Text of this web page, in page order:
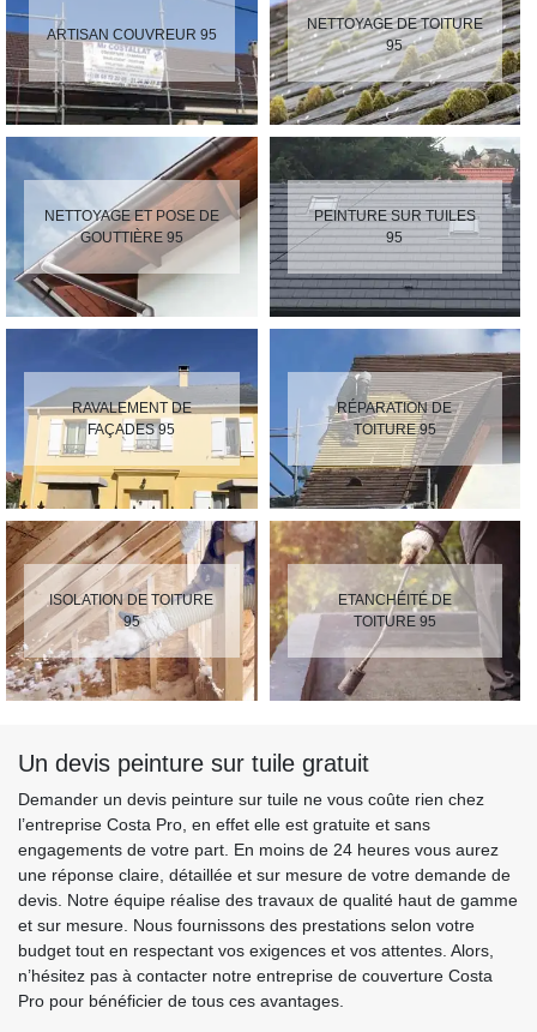
ARTISAN COUVREUR 95
NETTOYAGE DE TOITURE
95
NETTOYAGE ET POSE DE
GOUTTIÈRE 95
PEINTURE SUR TUILES
95
RAVALEMENT DE
FAÇADES 95
RÉPARATION DE
TOITURE 95
ISOLATION DE TOITURE
95
ETANCHÉITÉ DE
TOITURE 95
Un devis peinture sur tuile gratuit
Demander un devis peinture sur tuile ne vous coûte rien chez
l’entreprise Costa Pro, en effet elle est gratuite et sans
engagements de votre part. En moins de 24 heures vous aurez
une réponse claire, détaillée et sur mesure de votre demande de
devis. Notre équipe réalise des travaux de qualité haut de gamme
et sur mesure. Nous fournissons des prestations selon votre
budget tout en respectant vos exigences et vos attentes. Alors,
n’hésitez pas à contacter notre entreprise de couverture Costa
Pro pour bénéficier de tous ces avantages.